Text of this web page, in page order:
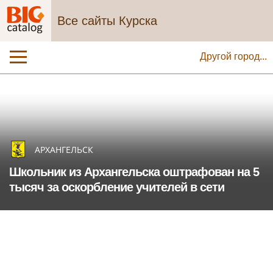
Все сайты Курска
Другой город...
АРХАНГЕЛЬСК
Школьник из Архангельска оштрафован на 5
тысяч за оскорбление учителей в сети